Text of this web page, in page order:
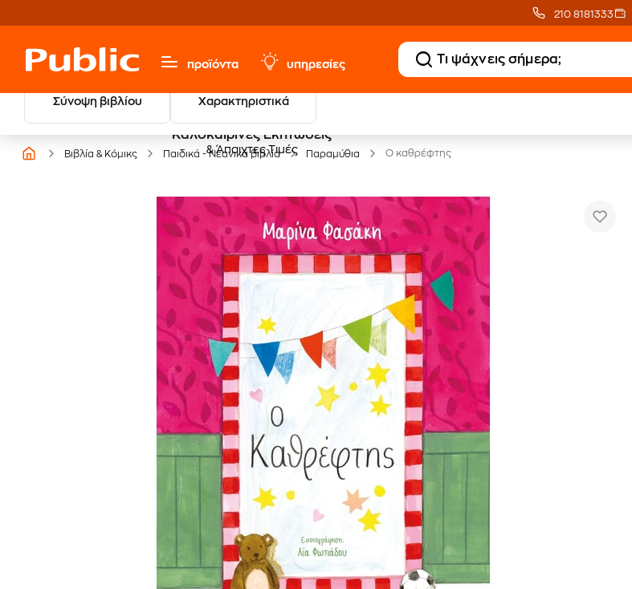
210 8181333
προϊόντα υπηρεσίες
Σύνοψη βιβλίου Χαρακτηριστικά
Καλοκαιρινές Εκπτώσεις
& Άπαιχτες Τιμές
Βιβλία & Κόμικς Παιδικά - Νεανικά βιβλία Παραμύθια Ο καθρέφτης